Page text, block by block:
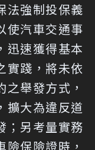
法強制投保義
使汽車交通事
迅速獲得基本
實踐，將未依
舉發方式，
擴大為違反道
；另考量實務
保險證時，